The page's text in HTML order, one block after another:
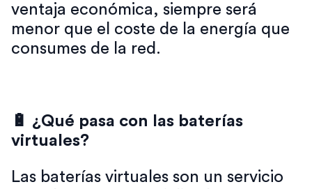
ventaja económica, siempre será
menor que el coste de la energía que
consumes de la red.
🔋 ¿Qué pasa con las baterías
virtuales?
Las baterías virtuales son un servicio